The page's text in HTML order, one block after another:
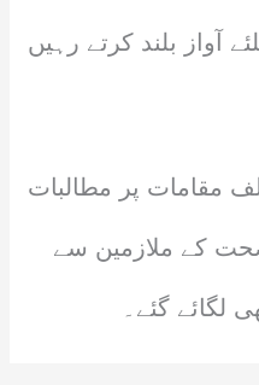
آواز بلند کرتے رہیں
مقامات پر مطالبات
کے ملازمین سے
لگائے گئے۔